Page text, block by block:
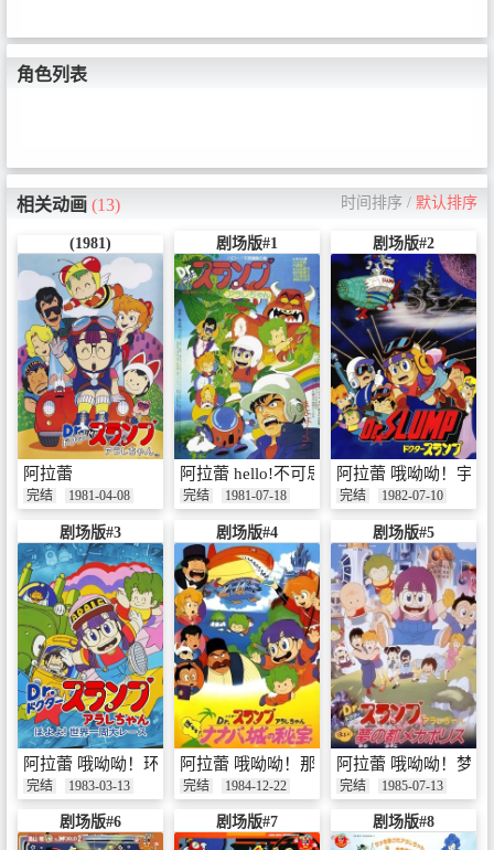
角色列表
相关动画(13) 时间排序 / 默认排序
(1981)
阿拉蕾
完结 1981-04-08
剧场版#1
阿拉蕾 hello!不可思议岛
完结 1981-07-18
剧场版#2
阿拉蕾 哦呦呦！宇宙
完结 1982-07-10
剧场版#3
阿拉蕾 哦呦呦！环球大比赛
完结 1983-03-13
剧场版#4
阿拉蕾 哦呦呦！那那巴城的秘宝
完结 1984-12-22
剧场版#5
阿拉蕾 哦呦呦！梦
完结 1985-07-13
剧场版#6 剧场版#7 剧场版#8